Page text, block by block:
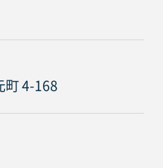
町 4-168